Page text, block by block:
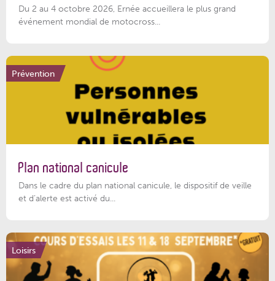
Du 2 au 4 octobre 2026, Ernée accueillera le plus grand
événement mondial de motocross...
Prévention
Plan national canicule
Dans le cadre du plan national canicule, le dispositif de veille
et d’alerte est activé du...
Loisirs